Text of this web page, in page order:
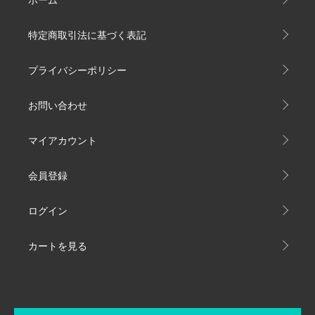
特定商取引法に基づく表記
プライバシーポリシー
お問い合わせ
マイアカウント
会員登録
ログイン
カートを見る